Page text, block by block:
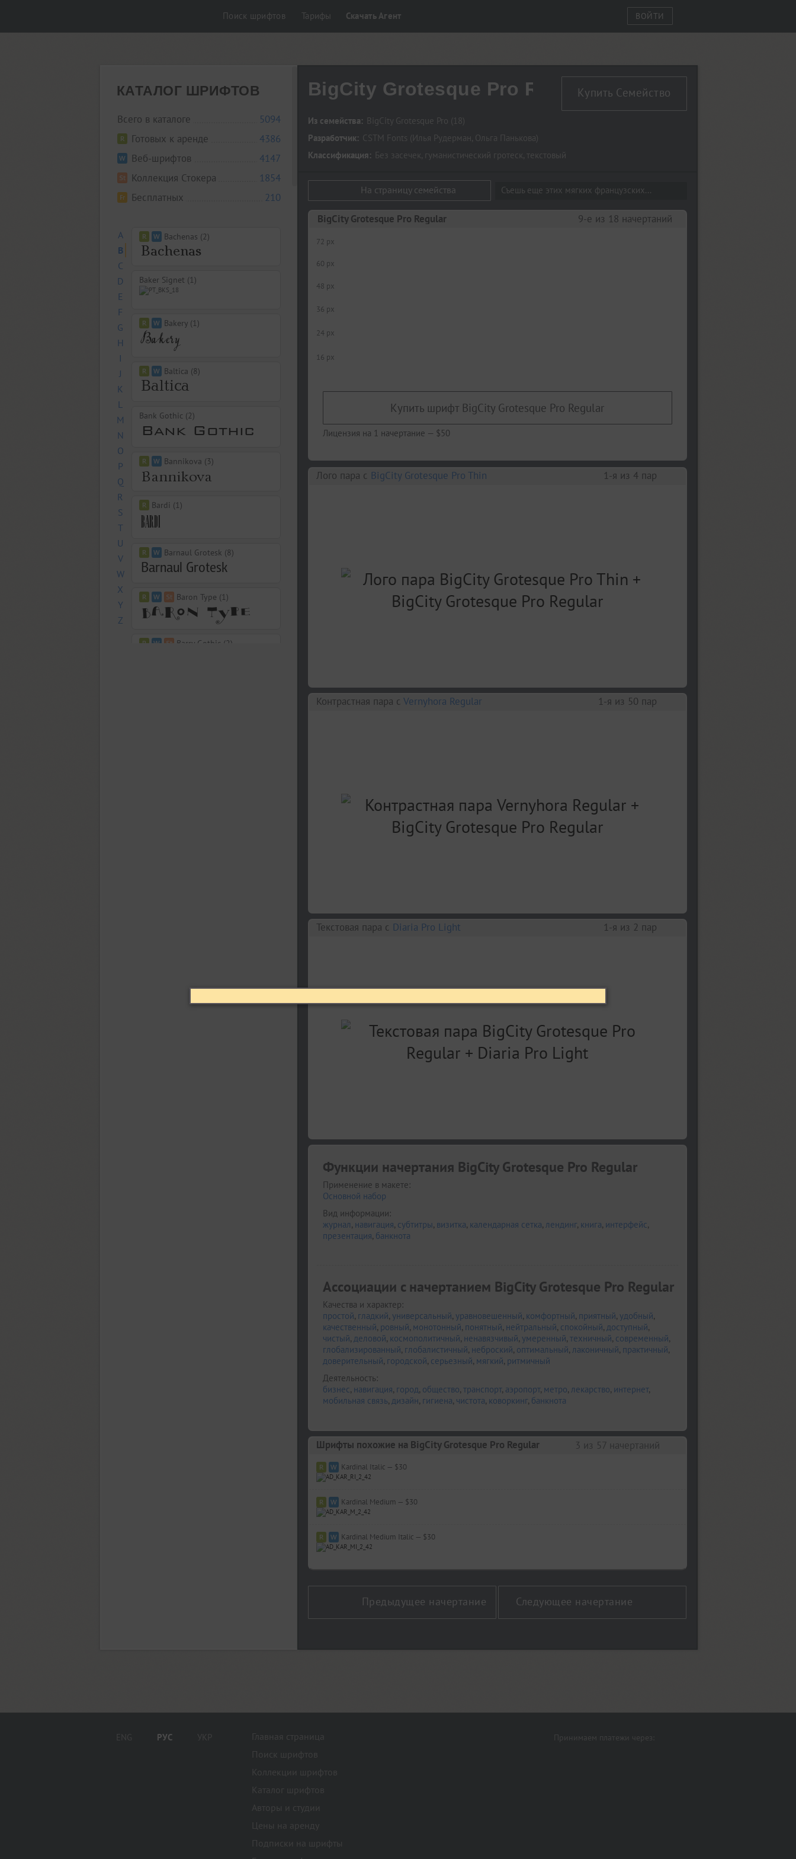
Поиск шрифтов Тарифы Скачать Агент ВОЙТИ
КАТАЛОГ ШРИФТОВ
Всего в каталоге
5094
Готовых к аренде
4386
Веб-шрифтов
4147
Коллекция Стокера
1854
Бесплатных
210
A
B
C
D
E
F
G
H
I
J
K
L
M
N
O
P
Q
R
S
T
U
V
W
X
Y
Z
Bachenas (2)
Baker Signet (1)
Bakery (1)
Baltica (8)
Bank Gothic (2)
Bannikova (3)
Bardi (1)
Barnaul Grotesk (8)
Baron Type (1)
Barry Gothic (2)
BigCity Grotesque Pro RegularКупить Семейство
Из семейства: BigCity Grotesque Pro (18)
Разработчик: CSTM Fonts (Илья Рудерман, Ольга Панькова)
Классификация: Без засечек, гуманистический гротеск, текстовый
На страницу семейства Съешь еще этих мягких французских...
BigCity Grotesque Pro Regular 9-е из 18 начертаний
72 px
60 px
48 px
36 px
24 px
16 px
Купить шрифт BigCity Grotesque Pro Regular
Лицензия на 1 начертание — $50
Лого пара c BigCity Grotesque Pro Thin 1-я из 4пар
Контрастная пара c Vernyhora Regular 1-я из 50 пар
Текстовая пара c Diaria Pro Light 1-я из 2 пар
Функции начертания BigCity Grotesque Pro Regular
Применение в макете:
Основной набор
Вид информации:
журнал, навигация, субтитры, визитка, календарная сетка, лендинг, книга, интерфейс,
презентация, банкнота
Ассоциации c начертанием BigCity Grotesque Pro Regular
Качества и характер:
простой, гладкий, универсальный, уравновешенный, комфортный, приятный, удобный,
качественный, ровный, монотонный, понятный, нейтральный, спокойный, доступный,
чистый, деловой, космополитичный, ненавязчивый, умеренный, техничный, современный,
глобализированный, глобалистичный, неброский, оптимальный, лаконичный, практичный,
доверительный, городской, серьезный, мягкий, ритмичный
Деятельность:
бизнес, навигация, город, общество, транспорт, аэропорт, метро, лекарство, интернет,
мобильная связь, дизайн, гигиена, чистота, коворкинг, банкнота
Шрифты похожие на BigCity Grotesque Pro Regular 3 из 57 начертаний
Kardinal Italic — $30
Kardinal Medium — $30
Kardinal Medium Italic — $30
Предыдущее начертание Следующее начертание
ENG РУС УКР
Главная страница
Поиск шрифтов
Коллекции шрифтов
Каталог шрифтов
Авторы и студии
Цены на аренду
Подписки на шрифты
Принимаем платежи через: